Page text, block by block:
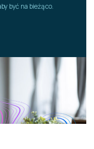
być na bieżąco.